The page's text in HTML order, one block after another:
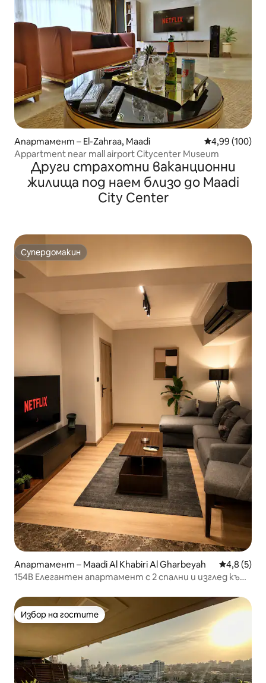
Апартамент – El-Zahraa, Maadi Средна
4,99 (100)
Appartment near mall airport Citycenter Museum
Други страхотни ваканционни
жилища под наем близо до Maadi
City Center
Супердомакин
Супердомакин
Апартамент – Maadi Al Khabiri Al Gharbeyah Средна
4,8 (5)
154B Елегантен апартамент с 2 спални и изглед към
Избор на гостите
Избор на гостите